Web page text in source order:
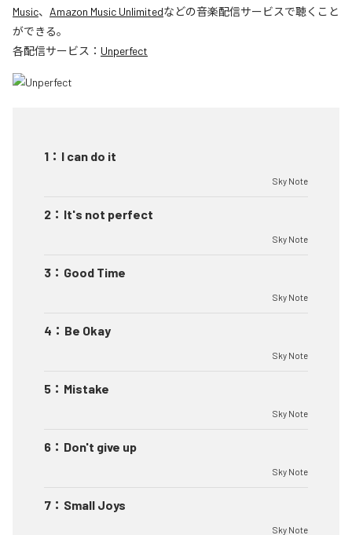
Music、 Amazon Music Unlimitedなどの音楽配信サービスで聴くこと
ができる。
各配信サービス： Unperfect
1 ： I can do it
Sky Note
2 ： It's not perfect
Sky Note
3 ： Good Time
Sky Note
4 ： Be Okay
Sky Note
5 ： Mistake
Sky Note
6 ： Don't give up
Sky Note
7 ： Small Joys
Sky Note